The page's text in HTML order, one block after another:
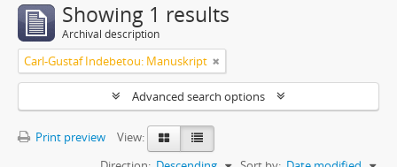
Showing 1 results
Archival description
Carl-Gustaf Indebetou: Manuskript
Advanced search options
Print preview
View: